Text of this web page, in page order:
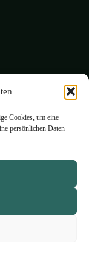
Cookies, um eine
persönlichen Daten